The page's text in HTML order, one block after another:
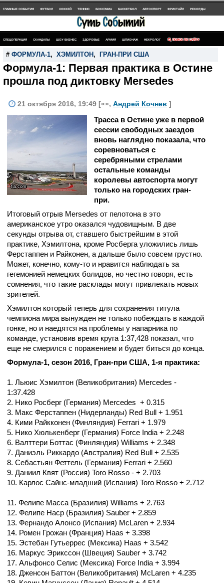
ГЛАВНЫЕ СОБЫТИЯ ФУТБОЛ ХОККЕЙ ТЕННИС БОКС/MMA БАСКЕТБОЛ АВТОСПОРТ ФРИСТАЙЛ РЕКОРДЫ
СПЕЦОПЕРАЦИЯ СКАНДАЛЫ ШОУ-БИЗНЕС ЗДОРОВЬЕ АРМИЯ ШПИОНАЖ НЕКРОЛОГ ПОИСК ПО САЙТУ
# ФОРМУЛА-1, ХЭМИЛТОН , ГРАН-ПРИ США
Формула-1: Первая практика в Остине
прошла под диктовку Mersedes
21 октября 2016, 19:49 [«», Андрей Кочнев ]
fia.com
Трасса в Остине уже в первой
сессии свободных заездов
вновь наглядно показала, что
соревноваться с
серебряными стрелами
остальные команды
королевы автоспорта могут
только на городских гран-
при.
Итоговый отрыв Mersedes от пелотона в это
американское утро оказался чудовищным. В две
секунды отрыва от, ставшего быстрейшим в этой
практике, Хэмилтона, кроме Росберга уложились лишь
Ферстаппен и Райконен, а дальше было совсем грустно.
Может, конечно, кому-то и нравится наблюдать за
гегемонией немецких болидов, но честно говоря, есть
сомнения, что такие расклады могут привлекать новых
зрителей.
Хэмилтон который теперь для сохранения титула
чемпиона мира вынужден не только побеждать в каждой
гонке, но и наедятся на проблемы у напарника по
команде, установив время круга 1:37,428 показал, что
еще не смерился с поражением и будет биться до конца.
Формула-1, сезон 2016, Гран-при США, 1-я практика:
1. Льюис Хэмилтон (Великобритания) Mercedes -
1:37.428
2. Нико Росберг (Германия) Mercedes + 0.315
3. Макс Ферстаппен (Нидерланды) Red Bull + 1.951
4. Кими Райкконен (Финляндия) Ferrari + 1.979
5. Нико Хюлькенберг (Германия) Force India + 2.248
6. Валттери Боттас (Финляндия) Williams + 2.348
7. Даниэль Риккардо (Австралия) Red Bull + 2.535
8. Себастьян Феттель (Германия) Ferrari + 2.560
9. Даниил Квят (Россия) Toro Rosso - + 2.703
10. Карлос Сайнс-младший (Испания) Toro Rosso + 2.712
11. Фелипе Масса (Бразилия) Williams + 2.763
12. Фелипе Наср (Бразилия) Sauber + 2.859
13. Фернандо Алонсо (Испания) McLaren + 2.934
14. Ромен Грожан (Франция) Haas + 3.398
15. Эстебан Гутьеррес (Мексика) Haas + 3.542
16. Маркус Эрикссон (Швеция) Sauber + 3.742
17. Альфонсо Селис (Мексика) Force India + 3.994
18. Дженсон Баттон (Великобритания) McLaren + 4.235